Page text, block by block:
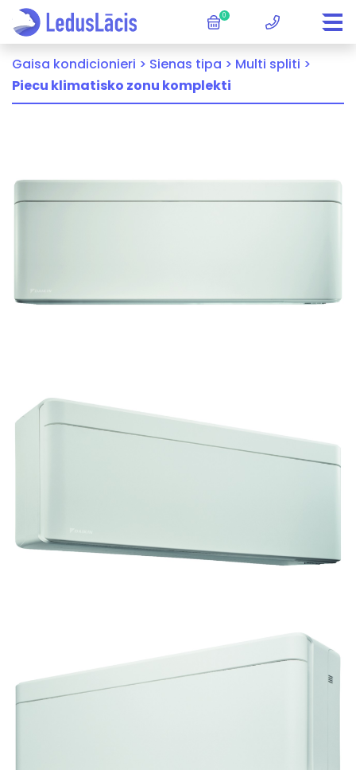
0
Gaisa kondicionieri > Sienas tipa > Multi spliti >
Piecu klimatisko zonu komplekti